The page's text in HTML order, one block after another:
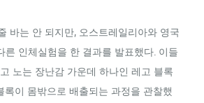
바는 안 되지만, 오스트레일리아와 영국
른 인체실험을 한 결과를 발표했다. 이들
노는 장난감 가운데 하나인 레고 블록
록이 몸밖으로 배출되는 과정을 관찰했